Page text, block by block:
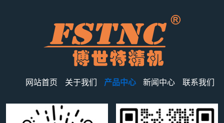
网站首页 关于我们 产品中心 新闻中心 联系我们